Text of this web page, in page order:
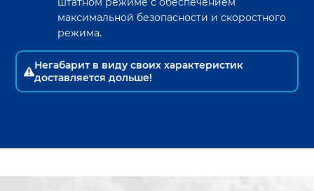
максимальной безопасности и скоростного
режима.
Негабарит в виду своих характеристик
доставляется дольше!